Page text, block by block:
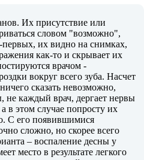
Их присутствие или
словом "возможно",
их видно на снимках,
как-то и скрывает их
врачом -
вокруг всего зуба. Насчет
сказать невозможно,
каждый врач, дергает нервы
в этом случае попросту их
С его появившимися
сложно, но скорее всего
– воспаление десны у
место в результате легкого